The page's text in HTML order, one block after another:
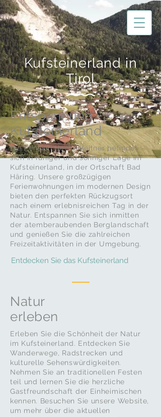
Kufsteinerland in
Tirol
Entspannung
Kufsteinerland
Die Pension Hechenleitner befindet
sich in ruhiger und sonniger Lage im
Kufsteinerland, in der Ortschaft Bad
Häring. Unsere großzügigen
Ferienwohnungen im modernen Design
bieten den perfekten Rückzugsort
nach einem erlebnisreichen Tag in der
Natur. Entspannen Sie sich inmitten
der atemberaubenden Berglandschaft
und genießen Sie die zahlreichen
Freizeitaktivitäten in der Umgebung.
Entdecken Sie das Kufsteinerland
Natur
erleben
Erleben Sie die Schönheit der Natur
im Kufsteinerland. Entdecken Sie
Wanderwege, Radstrecken und
kulturelle Sehenswürdigkeiten.
Nehmen Sie an traditionellen Festen
teil und lernen Sie die herzliche
Gastfreundschaft der Einheimischen
kennen. Besuchen Sie unsere Website,
um mehr über die aktuellen